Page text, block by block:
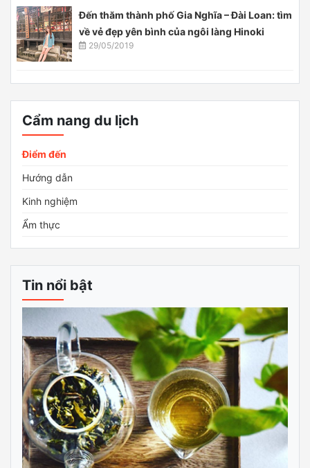
Cẩm nang du lịch
Điểm đến
Hướng dẫn
Kinh nghiệm
Ẩm thực
Tin nổi bật
Đến thăm thành phố Gia Nghĩa – Đài Loan: tìm
về vẻ đẹp yên bình của ngôi làng Hinoki
29/05/2019